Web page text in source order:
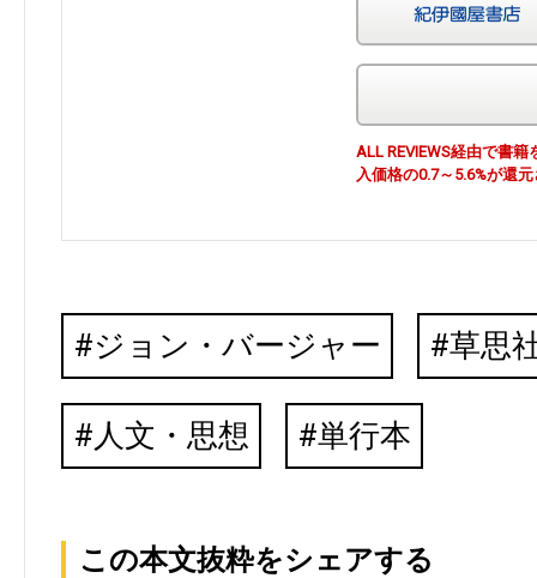
ALL REVIEWS経由で書
入価格の0.7～5.6%が還
ジョン・バージャー 草思
人文・思想 単行本
この本文抜粋をシェアする